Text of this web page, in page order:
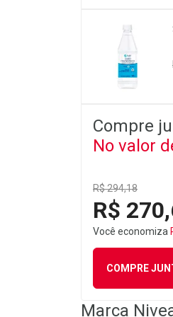
Compre
No valor
R$ 294,18
R$
Você economiza
COMPRE
Marca